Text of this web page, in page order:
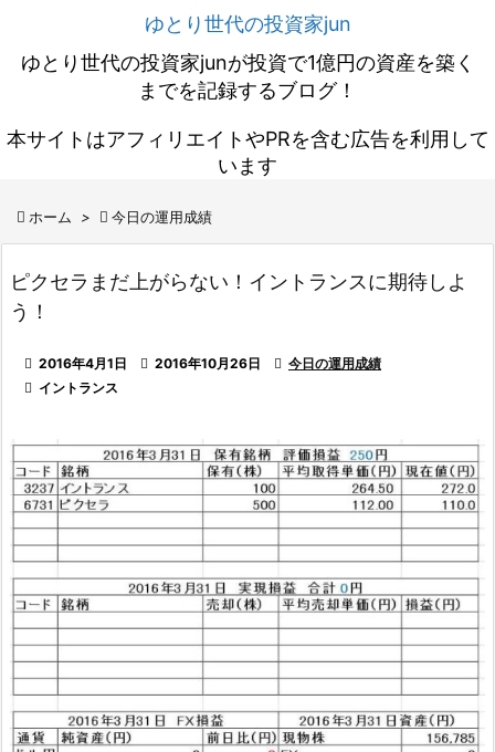
ゆとり世代の投資家jun
ゆとり世代の投資家junが投資で1億円の資産を築く
までを記録するブログ！
本サイトはアフィリエイトやPRを含む広告を利用して
います
 ホーム >  今日の運用成績
ピクセラまだ上がらない！イントランスに期待しよ
う！
 2016年4月1日  2016年10月26日  今日の運用成績
 イントランス